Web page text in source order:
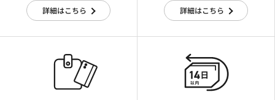
詳細はこちら 詳細はこちら